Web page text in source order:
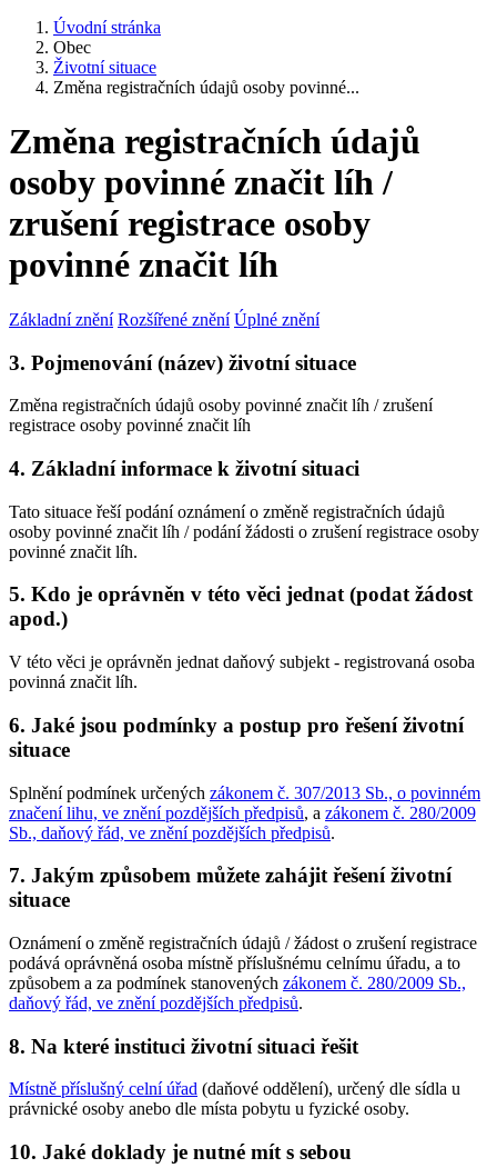
Úvodní stránka
Obec
Životní situace
Změna registračních údajů osoby povinné...
Změna registračních údajů
osoby povinné značit líh /
zrušení registrace osoby
povinné značit líh
Základní znění Rozšířené znění Úplné znění
3. Pojmenování (název) životní situace
Změna registračních údajů osoby povinné značit líh / zrušení
registrace osoby povinné značit líh
4. Základní informace k životní situaci
Tato situace řeší podání oznámení o změně registračních údajů
osoby povinné značit líh / podání žádosti o zrušení registrace osoby
povinné značit líh.
5. Kdo je oprávněn v této věci jednat (podat žádost
apod.)
V této věci je oprávněn jednat daňový subjekt - registrovaná osoba
povinná značit líh.
6. Jaké jsou podmínky a postup pro řešení životní
situace
Splnění podmínek určených zákonem č. 307/2013 Sb., o povinném
značení lihu, ve znění pozdějších předpisů, a zákonem č. 280/2009
Sb., daňový řád, ve znění pozdějších předpisů.
7. Jakým způsobem můžete zahájit řešení životní
situace
Oznámení o změně registračních údajů / žádost o zrušení registrace
podává oprávněná osoba místně příslušnému celnímu úřadu, a to
způsobem a za podmínek stanovených zákonem č. 280/2009 Sb.,
daňový řád, ve znění pozdějších předpisů.
8. Na které instituci životní situaci řešit
Místně příslušný celní úřad (daňové oddělení), určený dle sídla u
právnické osoby anebo dle místa pobytu u fyzické osoby.
10. Jaké doklady je nutné mít s sebou